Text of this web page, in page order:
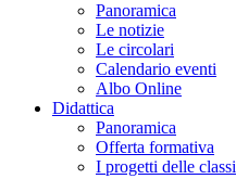
Panoramica
Le notizie
Le circolari
Calendario eventi
Albo Online
Didattica
Panoramica
Offerta formativa
I progetti delle classi